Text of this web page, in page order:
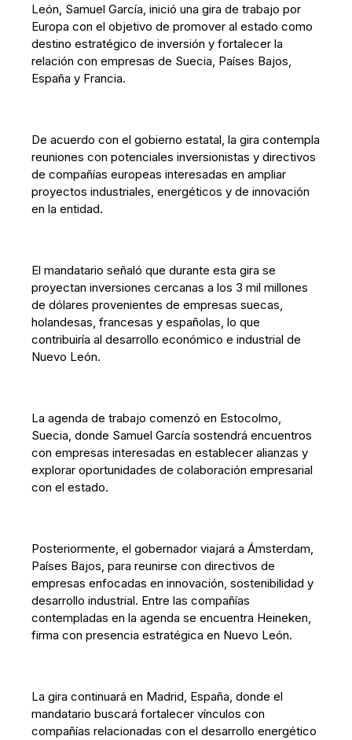
León, Samuel García, inició una gira de trabajo por
Europa con el objetivo de promover al estado como
destino estratégico de inversión y fortalecer la
relación con empresas de Suecia, Países Bajos,
España y Francia.
De acuerdo con el gobierno estatal, la gira contempla
reuniones con potenciales inversionistas y directivos
de compañías europeas interesadas en ampliar
proyectos industriales, energéticos y de innovación
en la entidad.
El mandatario señaló que durante esta gira se
proyectan inversiones cercanas a los 3 mil millones
de dólares provenientes de empresas suecas,
holandesas, francesas y españolas, lo que
contribuiría al desarrollo económico e industrial de
Nuevo León.
La agenda de trabajo comenzó en Estocolmo,
Suecia, donde Samuel García sostendrá encuentros
con empresas interesadas en establecer alianzas y
explorar oportunidades de colaboración empresarial
con el estado.
Posteriormente, el gobernador viajará a Ámsterdam,
Países Bajos, para reunirse con directivos de
empresas enfocadas en innovación, sostenibilidad y
desarrollo industrial. Entre las compañías
contempladas en la agenda se encuentra Heineken,
firma con presencia estratégica en Nuevo León.
La gira continuará en Madrid, España, donde el
mandatario buscará fortalecer vínculos con
compañías relacionadas con el desarrollo energético